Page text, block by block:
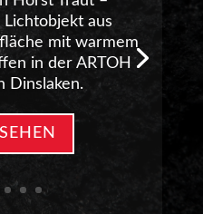
aus
mit warmem
in der ARTOH
Dinslaken.